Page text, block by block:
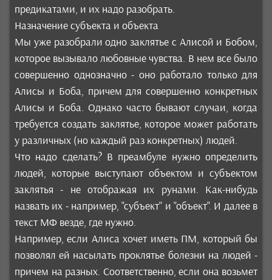
предикатами, и их надо разобрать.
Назначение субъекта и объекта
Мы уже разобрали одно заклятье с Алисой и Бобом,
которое вызывало любовные чувства. В нем все было
совершенно однозначно - оно работало только для
Алисы и Боба, причем для совершенно конкретных
Алисы и Боба. Однако часто бывают случаи, когда
требуется создать заклятье, которое может работать
у различных (но каждый раз конкретных) людей.
Что надо сделать? В преамбуле нужно определить
людей, которые выступают объектом и субъектом
заклятья - не отображая их рунами. Как-нибудь
назвать их - например, "субъект" и "объект". И далее в
текст МФ везде, где нужно.
Например, если Алиса хочет иметь ПМ, который бы
позволял ей насылать проклятье болезни на людей -
причем на разных. Соответственно, если она возьмет